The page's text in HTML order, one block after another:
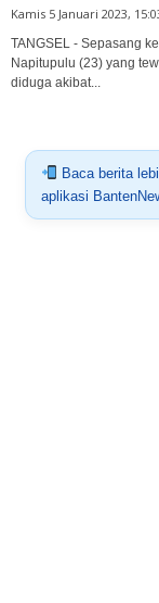
Kamis 5 Januari 2023,
TANGSEL - Sepasang
Napitupulu (23) yang
diduga akibat...
Baca berita
aplikasi